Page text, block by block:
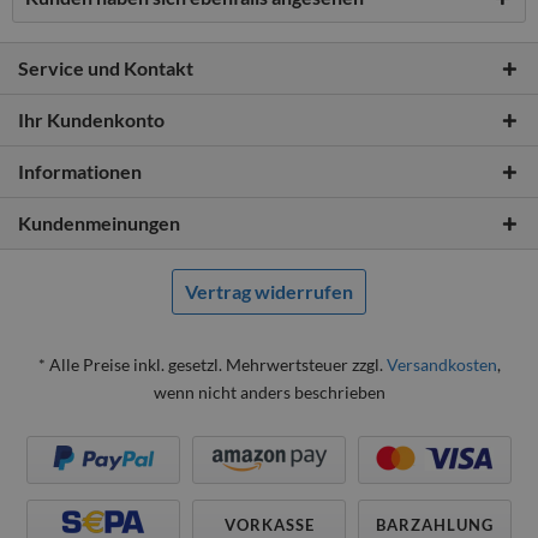
Service und Kontakt
Ihr Kundenkonto
Informationen
Kundenmeinungen
Vertrag widerrufen
* Alle Preise inkl. gesetzl. Mehrwertsteuer zzgl. Versandkosten,
wenn nicht anders beschrieben
VORKASSE BARZAHLUNG